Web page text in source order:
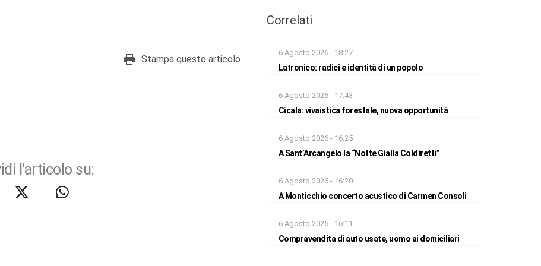
Stampa questo articolo
l'articolo su:
Correlati
6 Agosto 2026 - 18:27
Latronico: radici e identità di un popolo
6 Agosto 2026 - 17:43
Cicala: vivaistica forestale, nuova opportunità
6 Agosto 2026 - 16:25
A Sant’Arcangelo la “Notte Gialla Coldiretti”
6 Agosto 2026 - 16:20
A Monticchio concerto acustico di Carmen Consoli
6 Agosto 2026 - 16:11
Compravendita di auto usate, uomo ai domiciliari